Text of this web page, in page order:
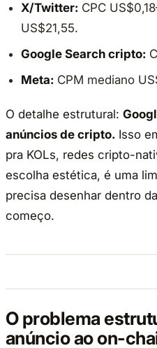
X/Twitter: CPC
US$21,55.
Google Search cripto:
Meta: CPM mediano
O detalhe estrutural:
anúncios de cripto. Isso
pra KOLs, redes cripto-
escolha estética, é uma
precisa desenhar dentro
começo.
O problema
anúncio ao on-